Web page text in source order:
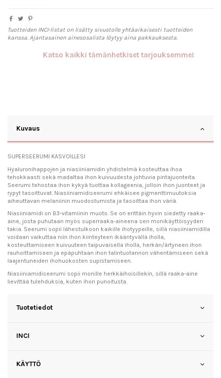
Tuotteiden INCI-listat on lisätty sivustolle yhtäaikaisesti tuotteiden
kanssa. Ajantasainen ainesosalista löytyy aina pakkauksesta.
Katso kaikki tämänhetkiset tarjouksemme!
Kuvaus
SUPERSEERUMI KASVOILLESI
Hyaluronihappojen ja niasiiniamidin yhdistelmä kosteuttaa ihoa
tehokkaasti sekä madaltaa ihon kuivuudesta johtuvia pintajuonteita.
Seerumi tehostaa ihon kykyä tuottaa kollageenia, jolloin ihon juonteet ja
rypyt tasoittuvat. Niasiiniamidiseerumi ehkäisee pigmenttimuutoksia
aiheuttavan melaniinin muodostumista ja tasoittaa ihon väriä.
Niasiiniamidi on B3-vitamiinin muoto. Se on erittäin hyvin siedetty raaka-
aine, josta puhutaan myös superraaka-aineena sen monikäyttöisyyden
takia. Seerumi sopii lähestulkoon kaikille ihotyypeille, sillä niasiiniamidilla
voidaan vaikuttaa niin ihon kiinteyteen ikääntyvällä iholla,
kosteuttamiseen kuivuuteen taipuvaisella iholla, herkän/ärtyneen ihon
rauhoittamiseen ja epäpuhtaan ihon talintuotannon vähentämiseen sekä
laajentuneiden ihohuokosten supistamiseen.
Niasiiniamidiseerumi sopii monille herkkäihoisillekin, sillä raaka-aine
lievittää tulehduksia, kuten ihon punoitusta.
Tuotetiedot
INCI
KÄYTTÖ